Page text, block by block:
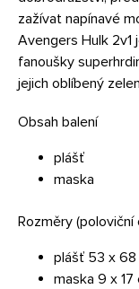
zažívat napínavé
Avengers Hulk 2v1
fanoušky
jejich oblíbený
Obsah balení
plášť
maska
Rozměry
plášť 53 x 68
maska 9 x 17